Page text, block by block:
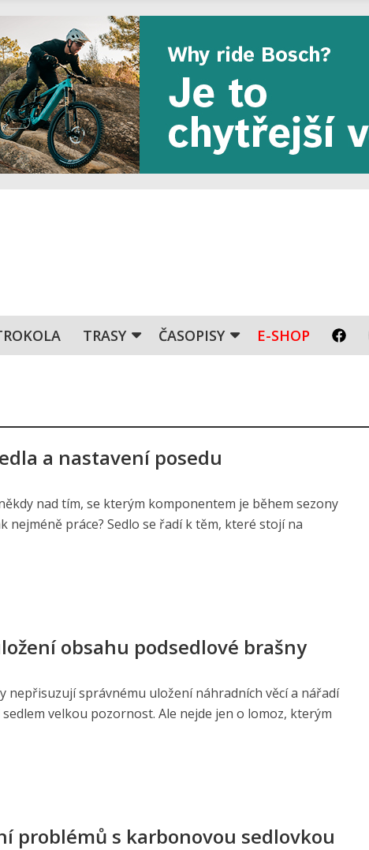
TRASY ČASOPISY E-SHOP
a nastavení posedu
nad tím, se kterým komponentem je během sezony
nejméně práce? Sedlo se řadí k těm, které stojí na
obsahu podsedlové brašny
nepřisuzují správnému uložení náhradních věcí a nářadí
velkou pozornost. Ale nejde jen o lomoz, kterým
problémů s karbonovou sedlovkou